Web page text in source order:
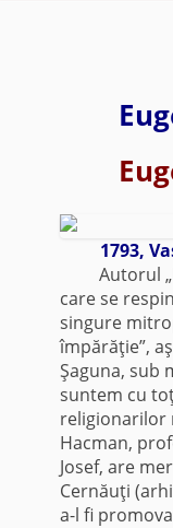
1793,
Autorul
care se
singure
împărăţie”,
Şaguna, sub
suntem cu
religionarilor
Hacman,
Josef, are
Cernăuţi
a-l fi